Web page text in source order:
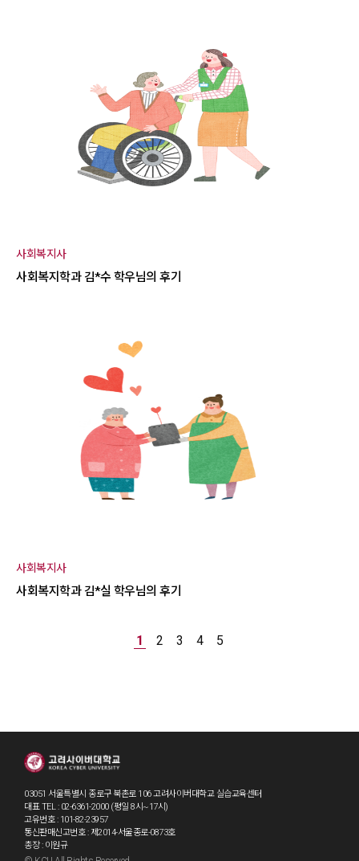
사회복지사
사회복지학과 김*수 학우님의 후기
사회복지사
사회복지학과 김*실 학우님의 후기
1 2 3 4 5
03051 서울특별시 종로구 북촌로 106 고려사이버대학교 실습교육센터
대표 TEL : 02-6361-2000 (평일 8시~17시)
고유번호 : 101-82-23957
통신판매신고번호 : 제2014-서울종로-0873호
총장 : 이원규